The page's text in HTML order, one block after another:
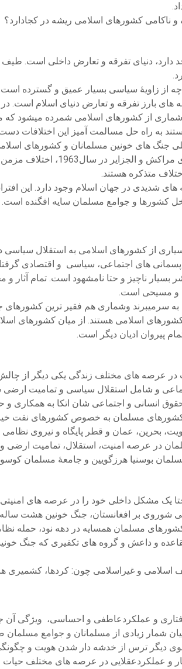
ناکامی کشورهای اسلامی ریشه در کجادارد؟
دارد، دنیای تفرقه و تعارض داخلی است.
از زاویۀ سیاسی بسیار عمیق و گسترده
های بارز تفرقه و تعارض دنیای اسلام
از کشورهای اسلامی شمرده میشود که
به راه حل مسالمت آمیز این
های خونین مسلمانان و کشورهای
رهبری صدام حسین علیه
متذکره هستند.
های شدیدی در جهان اسلام وجود دارد.
کشورها و جوامع مسلمان سایه افگنده است.
از کشورهای اسلامی به استقلال
های اجتماعی، سیاسی و اقتصادی گرفتار
بسیار ناچیز و حتا نامشهود است. تمام
و مسیحی است.
وشماری هم فقیر ترین کشورهای جهان
پیروان ادیان دیگر است.
عرصه های مختلف زندگی یکی دیگر از چالش
و شامل استقلال سیاسی و تمامیت
انسانی و اجتماعی شان اتکا به همکاری و
مسلمان به خصوص کشورهای نفت
بحرین، عمان و قطر پایگاه و نیروی
در عرصه امنیت، استقلال، تمامیت
بوسنیا هرزگویین و جامعۀ مسلمان
یک مشکل داخلی خود را در عرصه های
بر افغانستان، جنگ خونین هشت
مسلمان همسایه در دهه نود، حمله
و داعش و گروه های تکفیری که جنگ
و غیراسلامی چون: کردها، کشمیری ها،
و عملکردعاطفی و احساسی، ویژگی آن
شمار زیادی از مسلمانان و جوامع
دیگر ترس از خدشه دار شدن هویت و چگونگی
و عملکردعقلایی در عرصه های مختلف